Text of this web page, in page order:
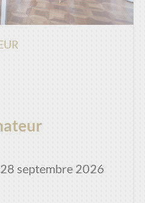
septembre 2026